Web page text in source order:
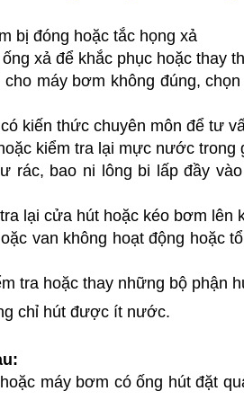
bị đóng hoặc tắc họng xả
xả để khắc phục hoặc thay
máy bơm không đúng,
kiến thức chuyên môn để tư
kiểm tra lại mực nước trong
rác, bao ni lông bi lấp đầy
lại cửa hút hoặc kéo bơm lên
van không hoạt động hoặc
tra hoặc thay những bộ phận
chỉ hút được ít nước.
máy bơm có ống hút đặt